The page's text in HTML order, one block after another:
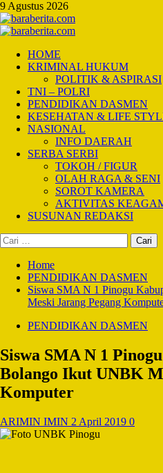
Skip
to
content
9 Agustus 2026
Primary
HOME
KRIMINAL HUKUM
POLITIK & ASPIRASI
TNI – POLRI
PENDIDIKAN DASMEN
KESEHATAN & LIFE
NASIONAL
INFO DAERAH
SERBA SERBI
TOKOH / FIGUR
OLAH RAGA & SENI
SOROT KAMERA
AKTIVITAS
SUSUNAN REDAKSI
Cari
untuk:
Home
PENDIDIKAN DASMEN
Siswa SMA N 1 Pinogu
Meski Jarang Pegang
PENDIDIKAN DASMEN
Siswa SMA N 1
Bolango Ikut UNBK
Komputer
ARIMIN IMIN 2 April 2019 0